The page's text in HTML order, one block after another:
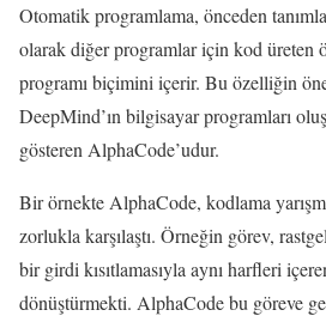
Otomatik programlama, önceden
olarak diğer programlar için kod üreten
programı biçimini içerir. Bu özelliğin
DeepMind’ın bilgisayar programları
gösteren AlphaCode’udur.
Bir örnekte AlphaCode, kodlama
zorlukla karşılaştı. Örneğin görev,
bir girdi kısıtlamasıyla aynı harfleri
dönüştürmekti. AlphaCode bu göreve